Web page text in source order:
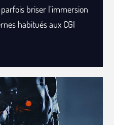
briser l’immersion
habitués aux CGI